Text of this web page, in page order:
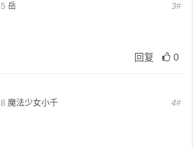
岳 3#
回复 0
魔法少女小千 4#